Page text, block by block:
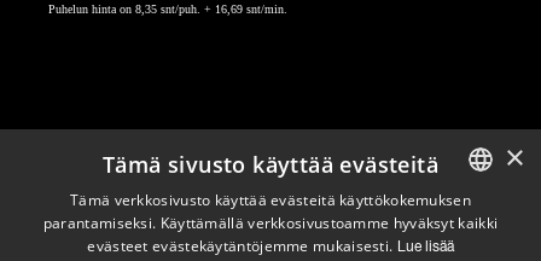
Puhelun hinta on 8,35 snt/puh. + 16,69 snt/min.
Pysy ajan tasalla
Tilaa uutiskirjeemme
ENGLISH
×
Tämä sivusto käyttää evästeitä
Tämä verkkosivusto käyttää evästeitä käyttökokemuksen
parantamiseksi. Käyttämällä verkkosivustoamme hyväksyt kaikki
evästeet evästekäytäntöjemme mukaisesti. Lue lisää